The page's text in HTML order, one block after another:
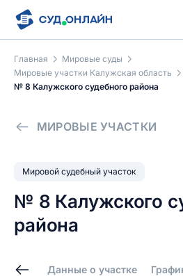
Главная
Мировые суды
Мировые участки Калужская область
№ 8 Калужского судебного района
МИРОВЫЕ УЧАСТКИ
Мировой судебный участок
№ 8 Калужского
района
Данные о участке